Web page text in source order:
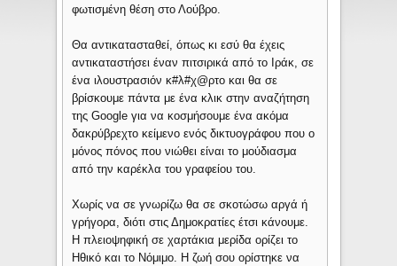
φωτισμένη θέση στο Λούβρο.
Θα αντικατασταθεί, όπως κι εσύ θα έχεις
αντικαταστήσει έναν πιτσιρικά από το Ιράκ, σε
ένα ιλουστρασιόν κ#λ#χ@ρτο και θα σε
βρίσκουμε πάντα με ένα κλικ στην αναζήτηση
της Google για να κοσμήσουμε ένα ακόμα
δακρύβρεχτο κείμενο ενός δικτυογράφου που ο
μόνος πόνος που νιώθει είναι το μούδιασμα
από την καρέκλα του γραφείου του.
Χωρίς να σε γνωρίζω θα σε σκοτώσω αργά ή
γρήγορα, διότι στις Δημοκρατίες έτσι κάνουμε.
Η πλειοψηφική σε χαρτάκια μερίδα ορίζει το
Ηθικό και το Νόμιμο. Η ζωή σου ορίστηκε να